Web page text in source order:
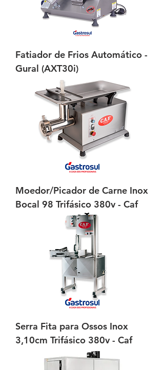
Fatiador de Frios Automático -
Gural (AXT30i)
Moedor/Picador de Carne Inox
Bocal 98 Trifásico 380v - Caf
Serra Fita para Ossos Inox
3,10cm Trifásico 380v - Caf